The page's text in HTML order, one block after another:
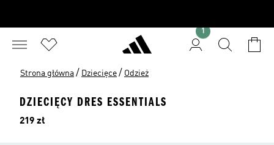
1
Strona główna / Dziecięce / Odzież
DZIECIĘCY DRES ESSENTIALS
Cena
219 zł